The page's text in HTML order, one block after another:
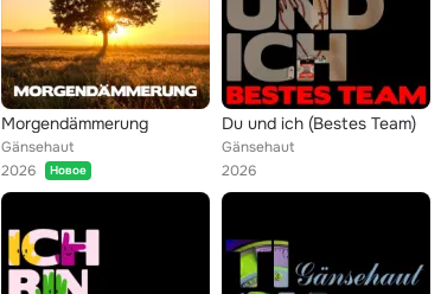
Morgendämmerung
Gänsehaut
2026
Новое
Du und ich (Bestes Team)
Gänsehaut
2026